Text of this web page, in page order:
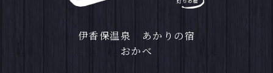
伊香保温泉 あかりの宿
おかべ